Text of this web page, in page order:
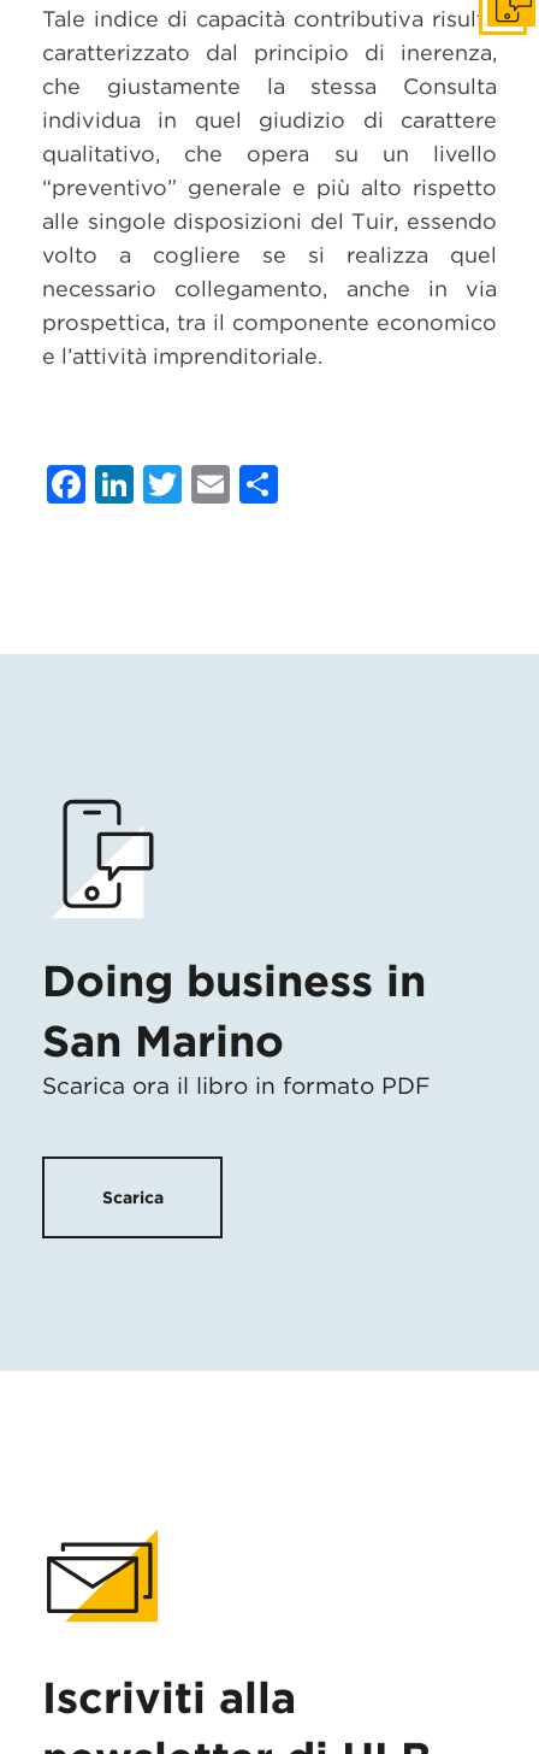
Tale indice di capacità contributiva risulta
caratterizzato dal principio di inerenza,
che giustamente la stessa Consulta
individua in quel giudizio di carattere
qualitativo, che opera su un livello
“preventivo” generale e più alto rispetto
alle singole disposizioni del Tuir, essendo
volto a cogliere se si realizza quel
necessario collegamento, anche in via
prospettica, tra il componente economico
e l’attività imprenditoriale.
Facebook
LinkedIn
Twitter
Email
Doing business in
San Marino
Scarica ora il libro in formato PDF
Scarica
Iscriviti alla
Get